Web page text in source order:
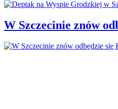
W Szczecinie znów